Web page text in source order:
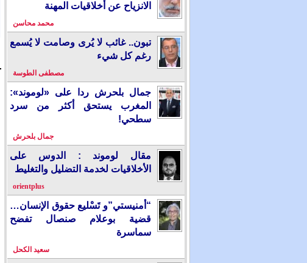
الانزياح عن أخلاقيات المهنة
محمد محاسن
تبون.. غائب لا يُرى وصامت لا يُسمع
رغم كل شيء
مصطفى الطوسة
جمال بلحرش ردا على «لوموند»:
المغرب يستحق أكثر من سرد
سطحي!
جمال بلحرش
مقال لوموند : الدوس على
الأخلاقيات لخدمة التضليل والتغليط
orientplus
“أمنيستي”و تَسْليع حقوق الإنسان…
قضية بوعلام صنصال تفضح
سماسرة
سعيد الكحل